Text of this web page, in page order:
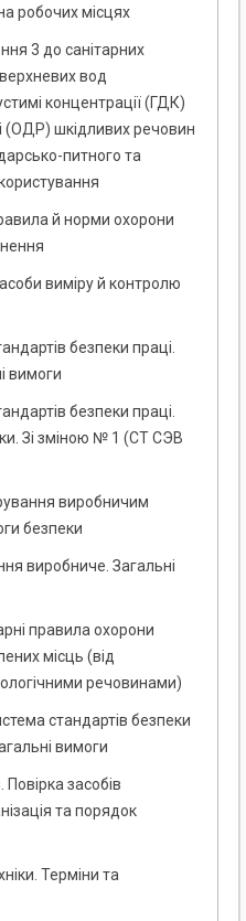
робочих місцях
3 до санітарних
вод
концентрації (ГДК)
(ОДР) шкідливих речовин
питного та
й норми охорони
виміру й контролю
безпеки праці.
вимоги
безпеки праці.
Зі зміною № 1 (СТ СЭВ
виробничим
безпеки
виробниче. Загальні
правила охорони
місць (від
речовинами)
стандартів безпеки
вимоги
засобів
та порядок
Терміни та